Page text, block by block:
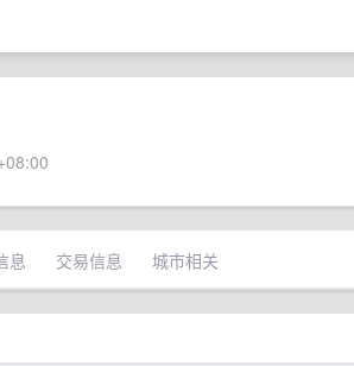
息 交易信息 城市相关